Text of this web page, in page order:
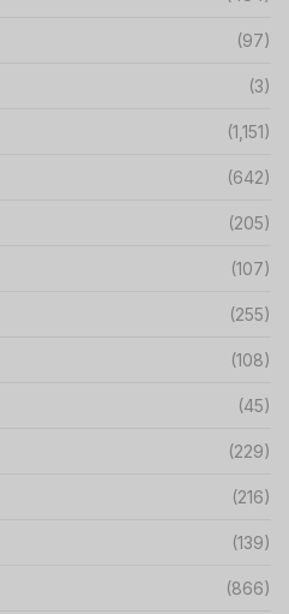
(97)
(3)
(1,151)
(642)
(205)
(107)
(255)
(108)
(45)
(229)
(216)
(139)
(866)